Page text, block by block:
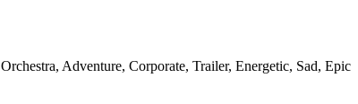
Orchestra, Adventure, Corporate, Trailer, Energetic, Sad, Epic